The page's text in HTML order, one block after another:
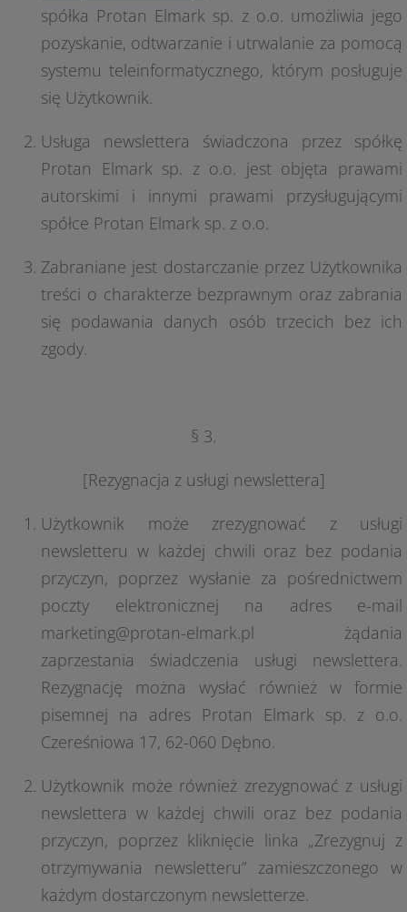
spółka Protan Elmark sp. z o.o. umożliwia jego
pozyskanie, odtwarzanie i utrwalanie za pomocą
systemu teleinformatycznego, którym posługuje
się Użytkownik.
Usługa newslettera świadczona przez spółkę
Protan Elmark sp. z o.o. jest objęta prawami
autorskimi i innymi prawami przysługującymi
spółce Protan Elmark sp. z o.o.
Zabraniane jest dostarczanie przez Użytkownika
treści o charakterze bezprawnym oraz zabrania
się podawania danych osób trzecich bez ich
zgody.
§ 3.
[Rezygnacja z usługi newslettera]
Użytkownik może zrezygnować z usługi
newsletteru w każdej chwili oraz bez podania
przyczyn, poprzez wysłanie za pośrednictwem
poczty elektronicznej na adres e-mail
marketing@protan-elmark.pl żądania
zaprzestania świadczenia usługi newslettera.
Rezygnację można wysłać również w formie
pisemnej na adres Protan Elmark sp. z o.o.
Czereśniowa 17, 62-060 Dębno.
Użytkownik może również zrezygnować z usługi
newslettera w każdej chwili oraz bez podania
przyczyn, poprzez kliknięcie linka „Zrezygnuj z
otrzymywania newsletteru” zamieszczonego w
każdym dostarczonym newsletterze.